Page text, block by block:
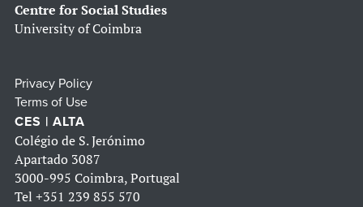
Centre for Social Studies
University of Coimbra
Privacy Policy
Terms of Use
CES | ALTA
Colégio de S. Jerónimo
Apartado 3087
3000-995 Coimbra, Portugal
Tel +351 239 855 570